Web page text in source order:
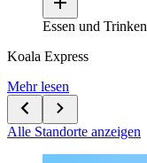
Essen und Trinken
Koala Express
Mehr lesen
Alle Standorte anzeigen